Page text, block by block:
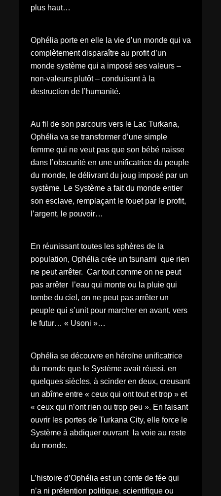
plus haut…
Ophélia porte en elle la vie d’un monde qui va
complètement disparaître au profit d’un
monde système qui a imposé ses valeurs –
non-valeurs plutôt – conduisant à la
destruction de l’humanité.
Au fil de son parcours vers le Lac Turkana,
Ophélia va se transformer d’une simple
femme qui ne veut pas que son bébé naisse
dans l’obscurité en une unificatrice du peuple
du monde, le délivrant du joug imposé par un
système. Le Système a fait du monde entier
son esclave, remplaçant le fouet par le profit,
l’argent, le pouvoir…
En réunissant toutes les sphères de la
population, Ophélia crée un tsunami que rien
ne peut arrêter. Car tout comme on ne peut
pas arrêter l’eau qui monte ou la pluie qui
tombe du ciel, on ne peut pas arrêter un
peuple qui s’unit pour marcher en avant, vers
le futur… « Usoni »…
Ophélia se découvre en héroïne unificatrice
du monde que le Système avait réussi, en
quelques siècles, à scinder en deux, creusant
un abîme entre « ceux qui ont tout et trop » et
« ceux qui n’ont rien ou trop peu ». En faisant
ouvrir les portes de Turkana City, elle force le
Système à abdiquer ouvrant la voie au reste
du monde.
L’histoire d’Ophélia est un conte de fée qui
n’a ni prétention politique, scientifique ou